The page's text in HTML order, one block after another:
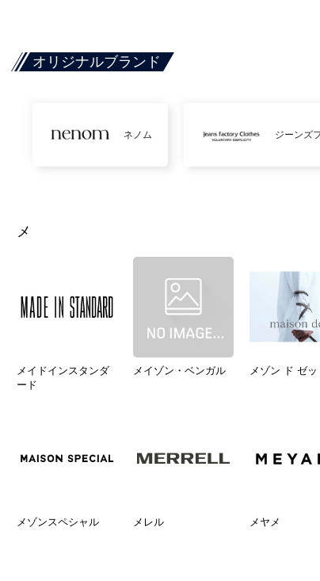
オリジナルブランド
ネノム ジーンズ
メ
メイドインスタンダ
ード
メイゾン・ベンガル メゾン ド ゼッ
メゾンスペシャル メレル メヤメ